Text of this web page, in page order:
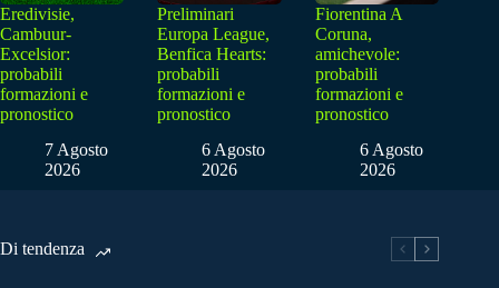
Eredivisie,
Cambuur-
Excelsior:
probabili
formazioni e
pronostico
7 Agosto
2026
Preliminari
Europa League,
Benfica Hearts:
probabili
formazioni e
pronostico
6 Agosto
2026
Fiorentina A
Coruna,
amichevole:
probabili
formazioni e
pronostico
6 Agosto
2026
Di tendenza